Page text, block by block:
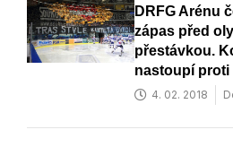
DRFG Arénu
zápas před
přestávkou.
nastoupí proti
4. 02. 2018